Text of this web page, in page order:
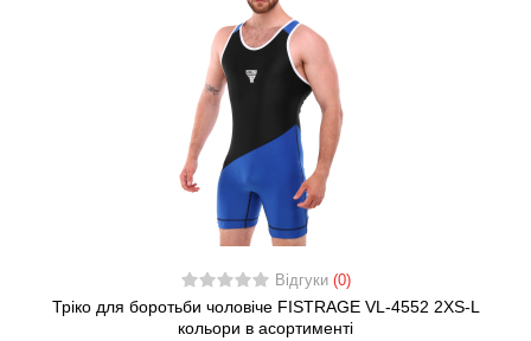
Відгуки (0)
Тріко для боротьби чоловіче FISTRAGE VL-4552 2XS-L
кольори в асортименті